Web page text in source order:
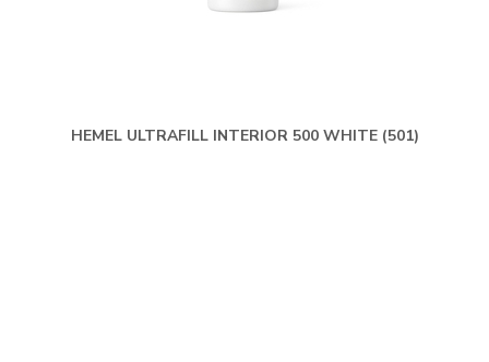
HEMEL ULTRAFILL INTERIOR 500 WHITE (501)